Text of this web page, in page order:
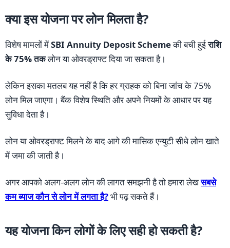
क्या इस योजना पर लोन मिलता है?
विशेष मामलों मेंSBI Annuity Deposit Schemeकी बची हुईराशि
के 75% तकलोन या ओवरड्राफ्ट दिया जा सकता है।
लेकिन इसका मतलब यह नहीं है कि हर ग्राहक को बिना जांच के 75%
लोन मिल जाएगा। बैंक विशेष स्थिति और अपने नियमों के आधार पर यह
सुविधा देता है।
लोन या ओवरड्राफ्ट मिलने के बाद आगे की मासिक एन्युटी सीधे लोन खाते
में जमा की जाती है।
अगर आपको अलग-अलग लोन की लागत समझनी है तो हमारा लेखसबसे
कम ब्याज कौन से लोन में लगता है?भी पढ़ सकते हैं।
यह योजना किन लोगों के लिए सही हो सकती है?